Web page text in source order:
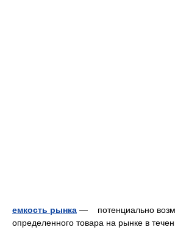
емкость рынка — потенциально
определенного товара на рынке в